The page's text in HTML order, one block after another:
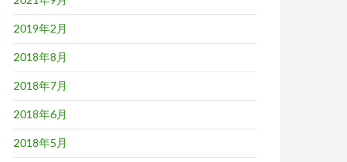
2019年2月
2018年8月
2018年7月
2018年6月
2018年5月